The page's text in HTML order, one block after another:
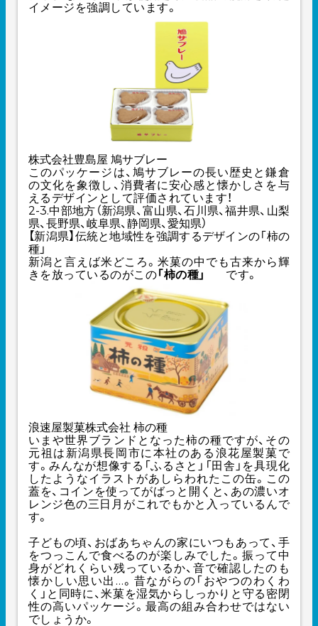
イメージを強調しています。
株式会社豊島屋 鳩サブレー
このパッケージは、鳩サブレーの長い歴史と鎌倉
の文化を象徴し、消費者に安心感と懐かしさを与
えるデザインとして評価されています！
2-3.中部地方（新潟県、富山県、石川県、福井県、山梨
県、長野県、岐阜県、静岡県、愛知県）
【新潟県】伝統と地域性を強調するデザインの「柿の
種」
新潟と言えば米どころ。米菓の中でも古来から輝
きを放っているのがこの「柿の種」 です。
浪速屋製菓株式会社 柿の種
いまや世界ブランドとなった柿の種ですが、その
元祖は新潟県長岡市に本社のある浪花屋製菓で
す。みんなが想像する「ふるさと」「田舎」を具現化
したようなイラストがあしらわれたこの缶。この
蓋を、コインを使ってがばっと開くと、あの濃いオ
レンジ色の三日月がこれでもかと入っているんで
す。
子どもの頃、おばあちゃんの家にいつもあって、手
をつっこんで食べるのが楽しみでした。振って中
身がどれくらい残っているか、音で確認したのも
懐かしい思い出…。昔ながらの「おやつのわくわ
く」と同時に、米菓を湿気からしっかりと守る密閉
性の高いパッケージ。最高の組み合わせではない
でしょうか。